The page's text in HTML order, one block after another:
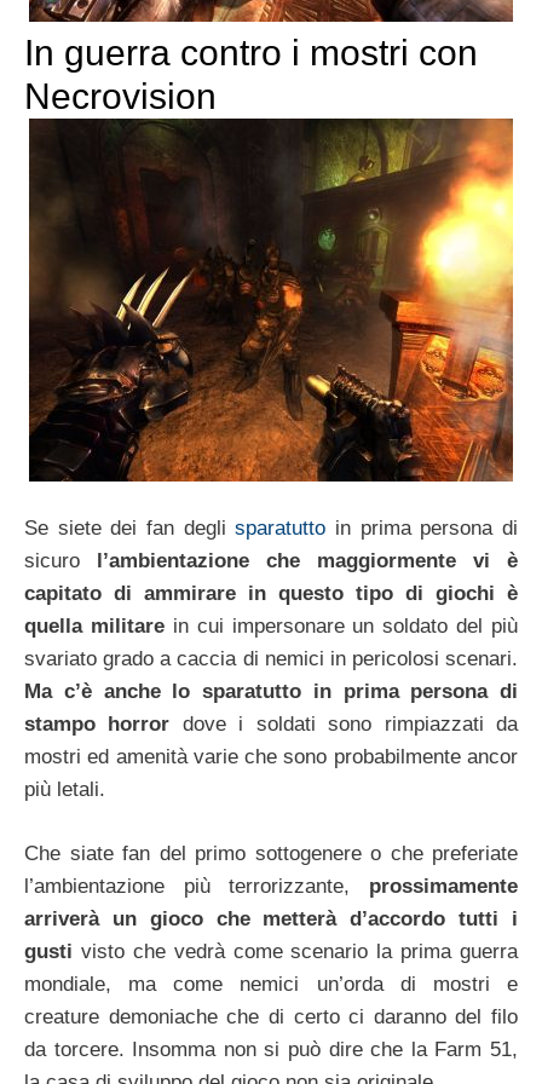
In guerra contro i mostri con
Necrovision
Se siete dei fan deglisparatutto in prima persona di
sicuro l’ambientazione che maggiormente vi è
capitato di ammirare in questo tipo di giochi è
quella militare in cui impersonare un soldato del più
svariato grado a caccia di nemici in pericolosi scenari.
Ma c’è anche lo sparatutto in prima persona di
stampo horror dove i soldati sono rimpiazzati da
mostri ed amenità varie che sono probabilmente ancor
più letali.
Che siate fan del primo sottogenere o che preferiate
l’ambientazione più terrorizzante, prossimamente
arriverà un gioco che metterà d’accordo tutti i
gusti visto che vedrà come scenario la prima guerra
mondiale, ma come nemici un’orda di mostri e
creature demoniache che di certo ci daranno del filo
da torcere. Insomma non si può dire che la Farm 51,